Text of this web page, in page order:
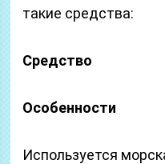
такие средства:
Средство
Особенности
Используется